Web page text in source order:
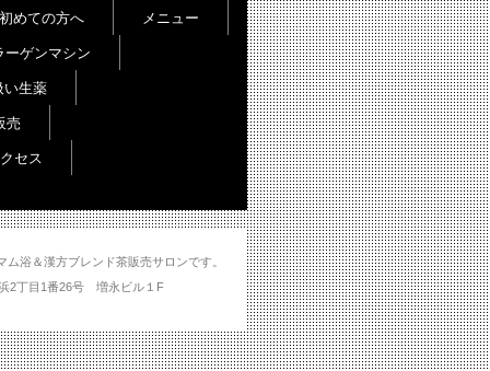
浴＆漢方ブレンド茶販売サロンです。
州浜2丁目1番26号 増永ビル１F
めての方へ メニュー
ーゲンマシン
い生薬
売
セス